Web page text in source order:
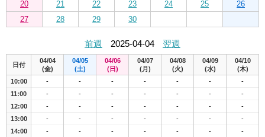
20
21 22 23 24 25
26
27
28 29 30
前週 2025-04-04 翌週
日付
04/04
(金)
04/05
(土)
04/06
(日)
04/07
(月)
04/08
(火)
04/09
(水)
04/10
(木)
10:00
- - - - - -
-
11:00
- - - - - -
-
12:00
- - - - - -
-
13:00
- - - - - -
-
14:00
- - - - - -
-